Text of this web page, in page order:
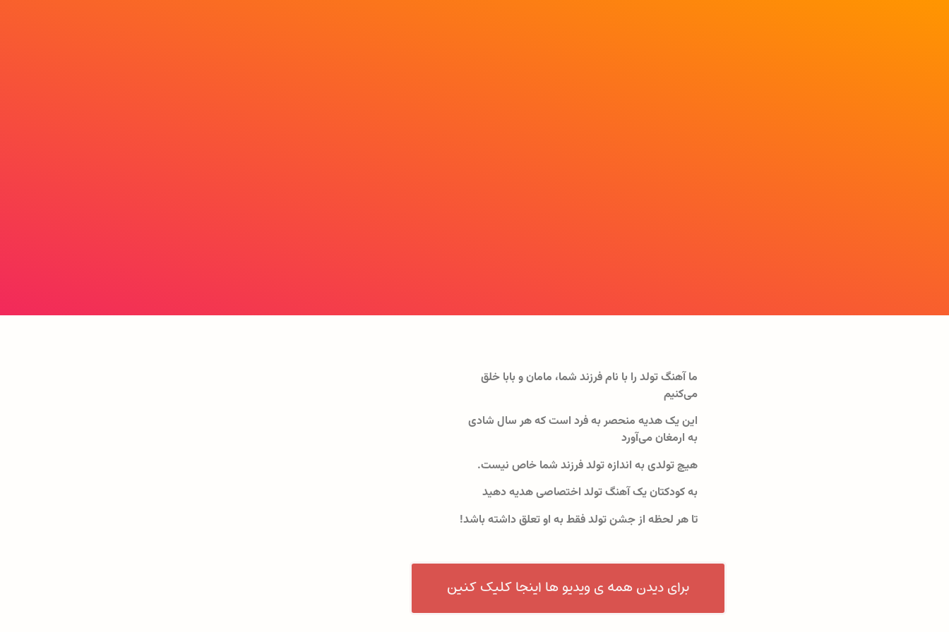
ما آهنگ تولد را با نام فرزند شما، مامان و بابا خلق
می‌کنیم
این یک هدیه منحصر به فرد است که هر سال شادی
به ارمغان می‌آورد
هیچ تولدی به اندازه تولد فرزند شما خاص نیست.
به کودکتان یک آهنگ تولد اختصاصی هدیه دهید
تا هر لحظه از جشن تولد فقط به او تعلق داشته باشد!
برای دیدن همه ی ویدیو ها اینجا کلیک کنین